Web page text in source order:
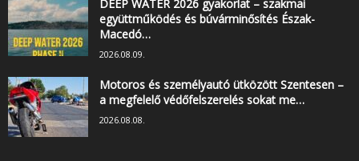
DEEP WATER 2026 gyakorlat – szakmai
együttműködés és búvárminősítés Észak-
Macedó…
2026.08.09.
Motoros és személyautó ütközött Szentesen –
a megfelelő védőfelszerelés sokat me…
2026.08.08.